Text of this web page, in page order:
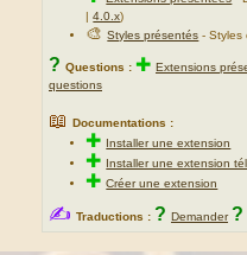
|4.0.x)
🎨Styles présentés - Styles
? Questions : ✚ Extensions
questions
📖 Documentations :
✚ Installer une extension
✚ Installer une extension
✚Créer une extension
✍ Traductions : ? Demander ?